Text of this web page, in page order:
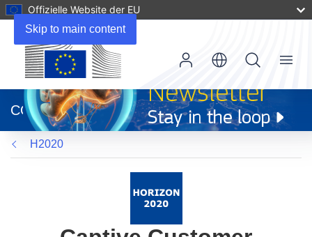
Skip to main content
Offizielle Website der EU
neuem
Fenster)
CORDIS
Menu
H2020